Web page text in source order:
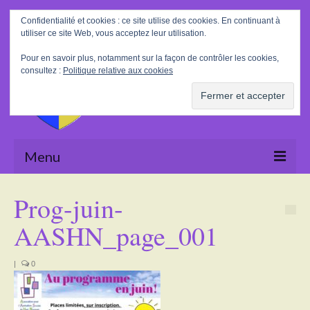
Rechercher
:
Menu
La Mairie
Tourisme
Prog-juin-
AASHN_page_001
| 0
Confidentialité et cookies : ce site utilise des cookies. En continuant à
utiliser ce site Web, vous acceptez leur utilisation.
Pour en savoir plus, notamment sur la façon de contrôler les cookies,
consultez : Politique relative aux cookies